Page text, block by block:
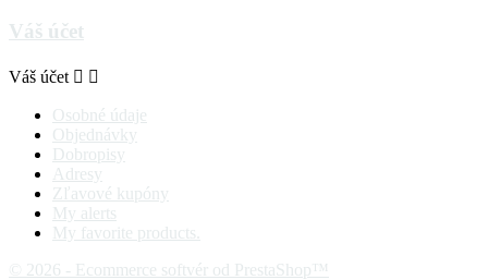
Váš účet
Váš účet  
Osobné údaje
Objednávky
Dobropisy
Adresy
Zľavové kupóny
My alerts
My favorite products.
© 2026 - Ecommerce softvér od PrestaShop™